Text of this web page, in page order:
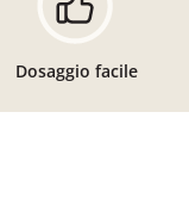
Dosaggio facile